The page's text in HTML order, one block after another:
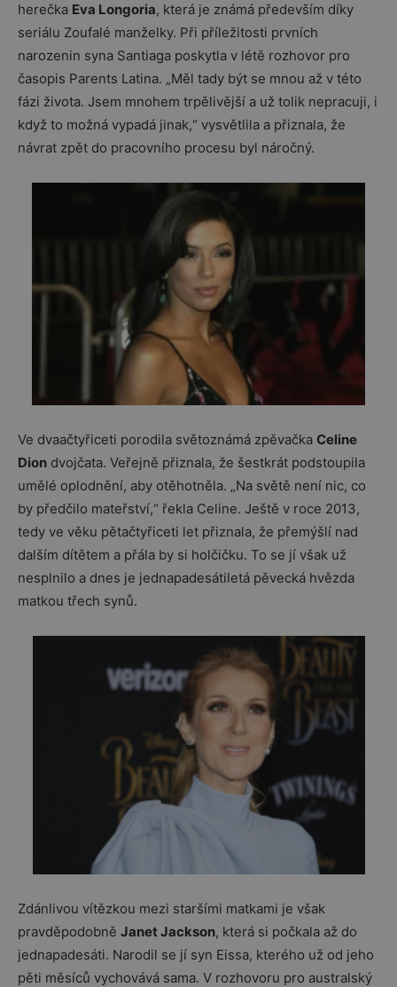
herečka Eva Longoria, která je známá především díky
seriálu Zoufalé manželky. Při příležitosti prvních
narozenin syna Santiaga poskytla v létě rozhovor pro
časopis Parents Latina. „Měl tady být se mnou až v této
fázi života. Jsem mnohem trpělivější a už tolik nepracuji, i
když to možná vypadá jinak,“ vysvětlila a přiznala, že
návrat zpět do pracovního procesu byl náročný.
Ve dvaačtyřiceti porodila světoznámá zpěvačka Celine
Dion dvojčata. Veřejně přiznala, že šestkrát podstoupila
umělé oplodnění, aby otěhotněla. „Na světě není nic, co
by předčilo mateřství,“ řekla Celine. Ještě v roce 2013,
tedy ve věku pětačtyřiceti let přiznala, že přemýšlí nad
dalším dítětem a přála by si holčičku. To se jí však už
nesplnilo a dnes je jednapadesátiletá pěvecká hvězda
matkou třech synů.
Zdánlivou vítězkou mezi staršími matkami je však
pravděpodobně Janet Jackson, která si počkala až do
jednapadesáti. Narodil se jí syn Eissa, kterého už od jeho
pěti měsíců vychovává sama. V rozhovoru pro australský